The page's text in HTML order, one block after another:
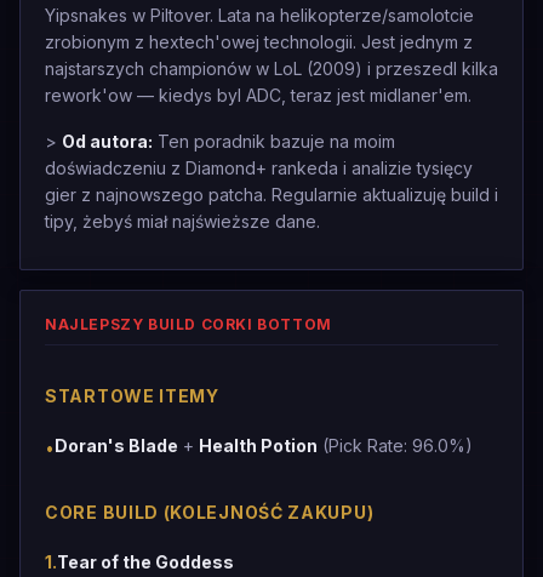
Yipsnakes w Piltover. Lata na helikopterze/samolotcie
zrobionym z hextech'owej technologii. Jest jednym z
najstarszych championów w LoL (2009) i przeszedl kilka
rework'ow — kiedys byl ADC, teraz jest midlaner'em.
> Od autora: Ten poradnik bazuje na moim
doświadczeniu z Diamond+ rankeda i analizie tysięcy
gier z najnowszego patcha. Regularnie aktualizuję build i
tipy, żebyś miał najświeższe dane.
NAJLEPSZY BUILD CORKI BOTTOM
STARTOWE ITEMY
•Doran's Blade + Health Potion (Pick Rate: 96.0%)
CORE BUILD (KOLEJNOŚĆ ZAKUPU)
1.Tear of the Goddess